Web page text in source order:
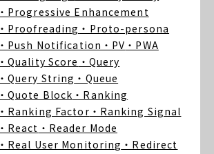
・Progressive Enhancement
・Proofreading ・Proto-persona
・Push Notification ・PV ・PWA
・Quality Score ・Query
・Query String ・Queue
・Quote Block ・Ranking
・Ranking Factor ・Ranking Signal
・React ・Reader Mode
・Real User Monitoring ・Redirect